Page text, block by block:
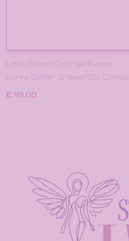
Lime Green Orange Flower
Lurex Glitter Indian '90s Dress
€ 49,00